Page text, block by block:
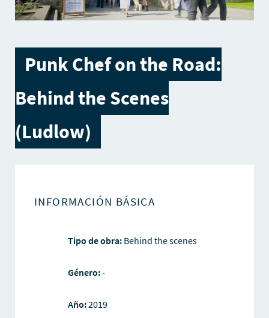
Punk Chef on the Road:
Behind the Scenes
(Ludlow)
INFORMACIÓN BÁSICA
Tipo de obra:Behind the scenes
Género:-
Año:2019